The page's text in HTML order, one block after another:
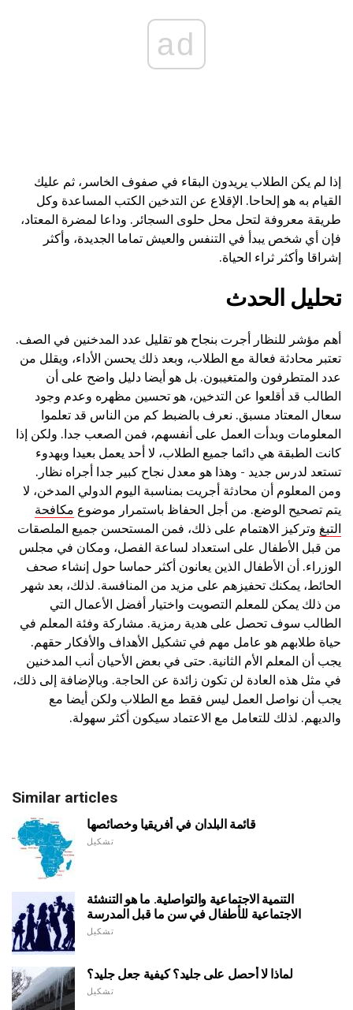
ad
إذا لم يكن الطلاب يريدون البقاء في صفوف الخاسر، ثم عليك
القيام به هو إلحاحا. الإقلاع عن التدخين الكتب المساعدة وكل
طريقة معروفة لتحل محل حلوى السجائر. وداعا لمضرة المعتاد،
فإن أي شخص يبدأ في التنفس والعيش تماما الجديدة، وأكثر
إشراقا وأكثر ثراء الحياة.
تحليل الحدث
أهم مؤشر للنظار أجرت بنجاح هو تقليل عدد المدخنين في الصف.
تعتبر محادثة فعالة مع الطلاب، وبعد ذلك يحسن الأداء، ويقلل من
عدد المتطرفون والمتغيبون. بل هو أيضا دليل واضح على أن
الطالب قد أقلعوا عن التدخين، هو تحسين مظهره وعدم وجود
سعال المعتاد مسبق. نعرف بالضبط كم من الناس قد تعلموا
المعلومات وبدأت العمل على أنفسهم، فمن الصعب جدا. ولكن إذا
كانت الطبقة هي دائما جميع الطلاب، لا أحد يعمل بعيدا وبهدوء
تستعد لدرس جديد - وهذا هو معدل نجاح كبير جدا أجراه نظار.
ومن المعلوم أن محادثة أجريت بمناسبة اليوم الدولي المدخن، لا
يتم تصحيح الوضع. من أجل الحفاظ باستمرار موضوع مكافحة
التبغ وتركيز الاهتمام على ذلك، فمن المستحسن جميع الملصقات
من قبل الأطفال على استعداد لساعة الفصل، ومكان في مجلس
الوزراء. أن الأطفال الذين يعانون أكثر حماسا حول إنشاء صحف
الحائط، يمكنك تحفيزهم على مزيد من المنافسة. لذلك، بعد شهر
من ذلك يمكن للمعلم التصويت واختيار أفضل الأعمال التي
الطالب سوف تحصل على هدية رمزية. مشاركة وفئة المعلم في
حياة طلابهم هو عامل مهم في تشكيل الأهداف والأفكار حقهم.
يجب أن المعلم الأم الثانية. حتى في بعض الأحيان أنب المدخنين
في مثل هذه العادة لن تكون زائدة عن الحاجة. وبالإضافة إلى ذلك،
يجب أن نواصل العمل ليس فقط مع الطلاب ولكن أيضا مع
والديهم. لذلك للتعامل مع الاعتماد سيكون أكثر سهولة.
Similar articles
قائمة البلدان في أفريقيا وخصائصها
تشكيل
التنمية الاجتماعية والتواصلية. ما هو التنشئة
الاجتماعية للأطفال في سن ما قبل المدرسة
تشكيل
لماذا لا أحصل على جليد؟ كيفية جعل جليد؟
تشكيل